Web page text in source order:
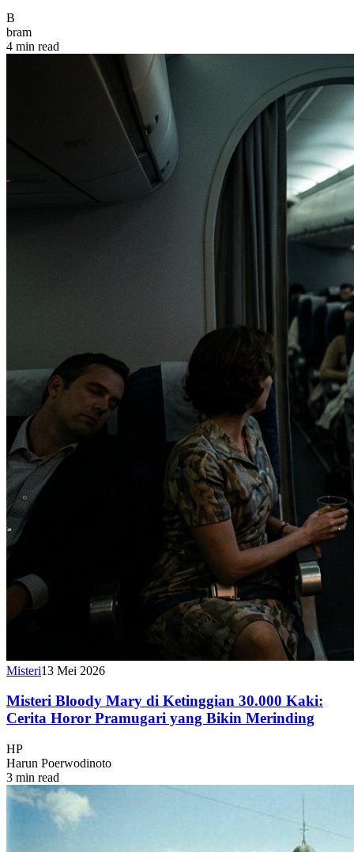
B
bram
4 min read
Misteri13 Mei 2026
Misteri Bloody Mary di Ketinggian 30.000 Kaki:
Cerita Horor Pramugari yang Bikin Merinding
HP
Harun Poerwodinoto
3 min read